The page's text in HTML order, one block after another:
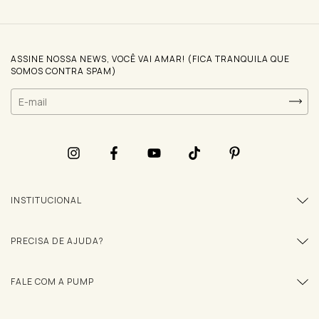
ASSINE NOSSA NEWS, VOCÊ VAI AMAR! (FICA TRANQUILA QUE
SOMOS CONTRA SPAM)
INSTITUCIONAL
PRECISA DE AJUDA?
FALE COM A PUMP